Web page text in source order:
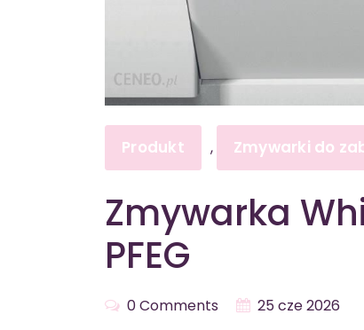
Produkt , Zmywarki do
Zmywarka
PFEG
0 Comments 25 cze 2026